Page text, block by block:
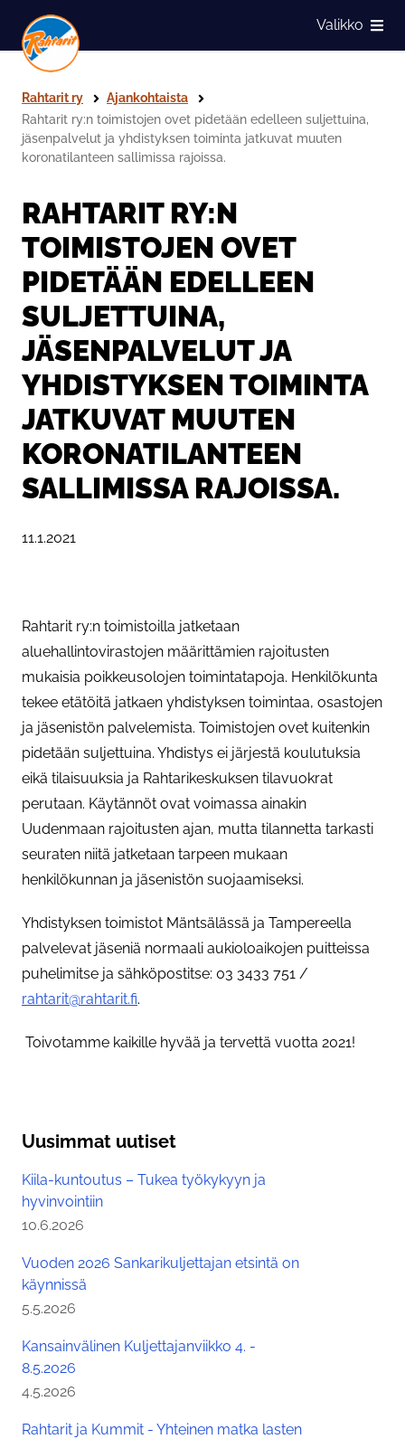
Siirry sivun sisältöön
Näytä
Valikko
Rahtarit ry
Ajankohtaista
Rahtarit ry:n toimistojen ovet pidetään edelleen suljettuina,
jäsenpalvelut ja yhdistyksen toiminta jatkuvat muuten
koronatilanteen sallimissa rajoissa.
RAHTARIT RY:N
TOIMISTOJEN OVET
PIDETÄÄN EDELLEEN
SULJETTUINA,
JÄSENPALVELUT JA
YHDISTYKSEN TOIMINTA
JATKUVAT MUUTEN
KORONATILANTEEN
SALLIMISSA RAJOISSA.
Julkaistu:
11.1.2021
Rahtarit ry:n toimistoilla jatketaan
aluehallintovirastojen määrittämien rajoitusten
mukaisia poikkeusolojen toimintatapoja. Henkilökunta
tekee etätöitä jatkaen yhdistyksen toimintaa, osastojen
ja jäsenistön palvelemista. Toimistojen ovet kuitenkin
pidetään suljettuina. Yhdistys ei järjestä koulutuksia
eikä tilaisuuksia ja Rahtarikeskuksen tilavuokrat
perutaan. Käytännöt ovat voimassa ainakin
Uudenmaan rajoitusten ajan, mutta tilannetta tarkasti
seuraten niitä jatketaan tarpeen mukaan
henkilökunnan ja jäsenistön suojaamiseksi.
Yhdistyksen toimistot Mäntsälässä ja Tampereella
palvelevat jäseniä normaali aukioloaikojen puitteissa
puhelimitse ja sähköpostitse: 03 3433 751 /
rahtarit@rahtarit.fi.
Toivotamme kaikille hyvää ja tervettä vuotta 2021!
Uusimmat uutiset
Kiila-kuntoutus – Tukea työkykyyn ja
hyvinvointiin
Julkaistu:
10.6.2026
Vuoden 2026 Sankarikuljettajan etsintä on
käynnissä
Julkaistu:
5.5.2026
Kansainvälinen Kuljettajanviikko 4. -
8.5.2026
Julkaistu:
4.5.2026
Rahtarit ja Kummit - Yhteinen matka lasten